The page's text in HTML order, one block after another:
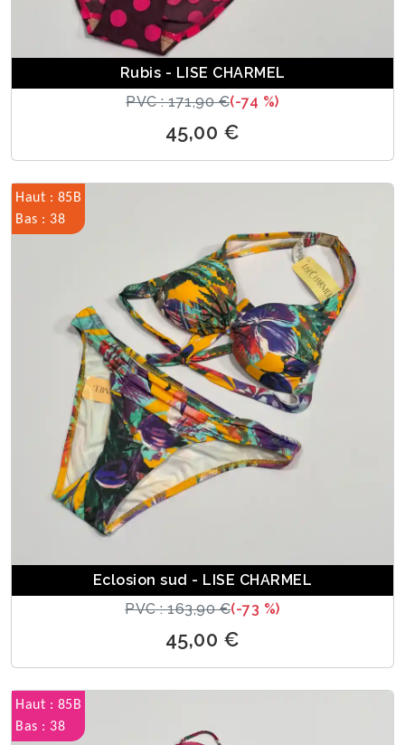
Rubis - LISE CHARMEL
PVC : 171,90 €(-74 %)
45,00 €
Haut : 85B
Bas : 38
Eclosion sud - LISE CHARMEL
PVC : 163,90 €(-73 %)
45,00 €
Haut : 85B
Bas : 38